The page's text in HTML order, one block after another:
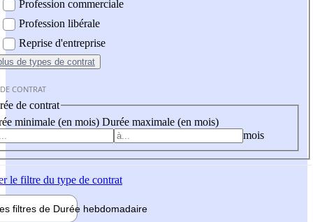
Profession commerciale
Profession libérale
Reprise d'entreprise
de types de contrat
CONTRAT
de contrat
minimale (en mois) Durée maximale (en mois)
mois
le filtre du type de contrat
filtres de Durée hebdomadaire